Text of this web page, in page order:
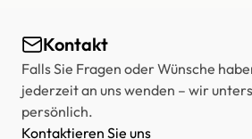
Kontakt
Falls Sie Fragen oder Wünsche
jederzeit an uns wenden – wir
persönlich.
Kontaktieren Sie uns